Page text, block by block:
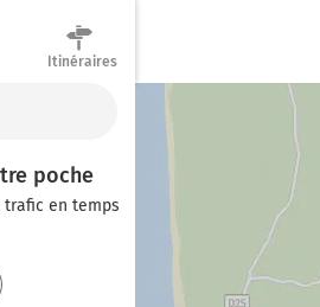
Itinéraires
poche
trafic en temps